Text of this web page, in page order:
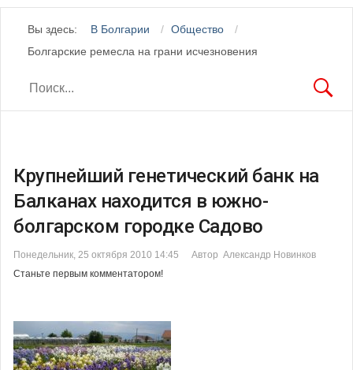
Вы здесь: В Болгарии
Общество
Болгарские ремесла на грани исчезновения
Крупнейший генетический банк на
Балканах находится в южно-
болгарском городке Садово
Понедельник, 25 октября 2010 14:45
Автор Александр Новинков
Станьте первым комментатором!